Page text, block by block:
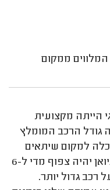
ממקום
הייתה מקצועית
גודל הרכב המומלץ
למקום שיתאים
לשמלה. הסביר כי מיניואן יהיה צפוף מדי ל-6
רכב גדול יותר.